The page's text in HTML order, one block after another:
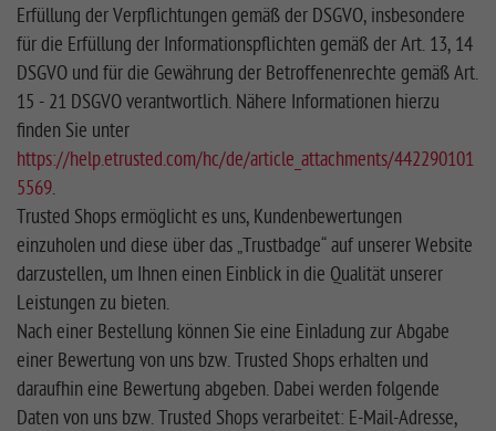
Erfüllung der Verpflichtungen gemäß der DSGVO, insbesondere
für die Erfüllung der Informationspflichten gemäß der Art. 13, 14
DSGVO und für die Gewährung der Betroffenenrechte gemäß Art.
15 - 21 DSGVO verantwortlich. Nähere Informationen hierzu
finden Sie unter
https://help.etrusted.com/hc/de/article_attachments/442290101
5569.
Trusted Shops ermöglicht es uns, Kundenbewertungen
einzuholen und diese über das „Trustbadge“ auf unserer Website
darzustellen, um Ihnen einen Einblick in die Qualität unserer
Leistungen zu bieten.
Nach einer Bestellung können Sie eine Einladung zur Abgabe
einer Bewertung von uns bzw. Trusted Shops erhalten und
daraufhin eine Bewertung abgeben. Dabei werden folgende
Daten von uns bzw. Trusted Shops verarbeitet: E-Mail-Adresse,